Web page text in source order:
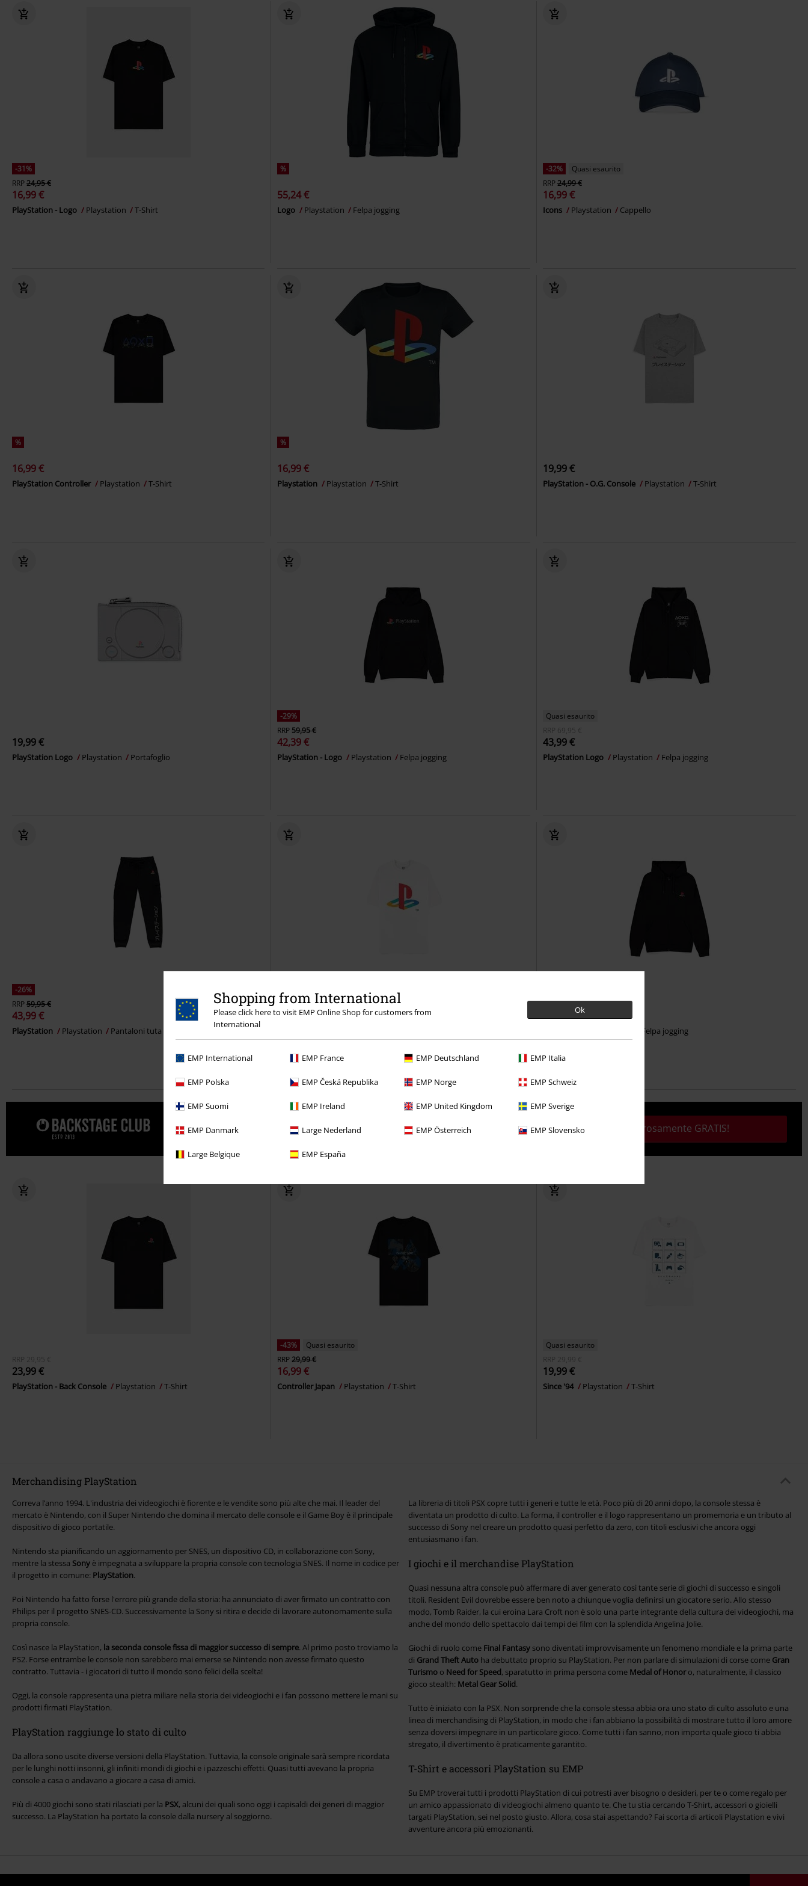
Shopping from International
Please click here to visit EMP Online Shop for customers from
International
Ok
EMP International EMP France EMP Deutschland EMP Italia
EMP Polska EMP Česká Republika EMP Norge EMP Schweiz
EMP Suomi EMP Ireland EMP United Kingdom EMP Sverige
EMP Danmark Large Nederland EMP Österreich EMP Slovensko
Large Belgique EMP España
-31%
RRP24,95 €
16,99 €
PlayStation - Logo Playstation T-Shirt
%
55,24 €
Logo Playstation Felpa jogging
-32%
Quasi esaurito
RRP24,99 €
16,99 €
Icons Playstation Cappello
%
16,99 €
PlayStation Controller Playstation T-Shirt
%
16,99 €
Playstation Playstation T-Shirt
19,99 €
PlayStation - O.G. Console Playstation T-Shirt
19,99 €
PlayStation Logo Playstation Portafoglio
-29%
RRP59,95 €
42,39 €
PlayStation - Logo Playstation Felpa jogging
Quasi esaurito
RRP
69,95 €
43,99 €
PlayStation Logo Playstation Felpa jogging
-26%
RRP59,95 €
43,99 €
PlayStation Playstation Pantaloni tuta
RRP 29,95 €
21,59 €
RRP69,95 €
64,99 €
Felpa jogging
BACKSTAGE CLUB!
Tutto rigorosamente GRATIS!
RRP 29,95 €
23,99 €
PlayStation - Back Console Playstation T-Shirt
-43%
Quasi esaurito
RRP29,99 €
16,99 €
Controller Japan Playstation T-Shirt
Quasi esaurito
RRP
29,99 €
19,99 €
Since '94 Playstation T-Shirt
Merchandising PlayStation
Correva l’anno 1994. L'industria dei videogiochi è fiorente e le vendite sono più alte che mai. Il leader del
mercato è Nintendo, con il Super Nintendo che domina il mercato delle console e il Game Boy è il principale
dispositivo di gioco portatile.
Nintendo sta pianificando un aggiornamento per SNES, un dispositivo CD, in collaborazione con Sony,
mentre la stessa Sony è impegnata a sviluppare la propria console con tecnologia SNES. Il nome in codice per
il progetto in comune: PlayStation.
Poi Nintendo ha fatto forse l'errore più grande della storia: ha annunciato di aver firmato un contratto con
Philips per il progetto SNES-CD. Successivamente la Sony si ritira e decide di lavorare autonomamente sulla
propria console.
Così nasce la PlayStation, la seconda console fissa di maggior successo di sempre. Al primo posto troviamo la
PS2. Forse entrambe le console non sarebbero mai emerse se Nintendo non avesse firmato questo
contratto. Tuttavia - i giocatori di tutto il mondo sono felici della scelta!
Oggi, la console rappresenta una pietra miliare nella storia dei videogiochi e i fan possono mettere le mani su
prodotti firmati PlayStation.
PlayStation raggiunge lo stato di culto
Da allora sono uscite diverse versioni della PlayStation. Tuttavia, la console originale sarà sempre ricordata
per le lunghi notti insonni, gli infiniti mondi di giochi e i pazzeschi effetti. Quasi tutti avevano la propria
console a casa o andavano a giocare a casa di amici.
Più di 4000 giochi sono stati rilasciati per la PSX, alcuni dei quali sono oggi i capisaldi dei generi di maggior
successo. La PlayStation ha portato la console dalla nursery al soggiorno.
La libreria di titoli PSX copre tutti i generi e tutte le età. Poco più di 20 anni dopo, la console stessa è
diventata un prodotto di culto. La forma, il controller e il logo rappresentano un promemoria e un tributo al
successo di Sony nel creare un prodotto quasi perfetto da zero, con titoli esclusivi che ancora oggi
entusiasmano i fan.
I giochi e il merchandise PlayStation
Quasi nessuna altra console può affermare di aver generato così tante serie di giochi di successo e singoli
titoli. Resident Evil dovrebbe essere ben noto a chiunque voglia definirsi un giocatore serio. Allo stesso
modo, Tomb Raider, la cui eroina Lara Croft non è solo una parte integrante della cultura dei videogiochi, ma
anche del mondo dello spettacolo dai tempi dei film con la splendida Angelina Jolie.
Giochi di ruolo come Final Fantasysono diventati improvvisamente un fenomeno mondiale e la prima parte
di Grand Theft Autoha debuttato proprio su PlayStation. Per non parlare di simulazioni di corse come Gran
Turismoo Need for Speed, sparatutto in prima persona come Medal of Honoro, naturalmente, il classico
gioco stealth: Metal Gear Solid.
Tutto è iniziato con la PSX. Non sorprende che la console stessa abbia ora uno stato di culto assoluto e una
linea di merchandising di PlayStation, in modo che i fan abbiano la possibilità di mostrare tutto il loro amore
senza doversi impegnare in un particolare gioco. Come tutti i fan sanno, non importa quale gioco ti abbia
stregato, il divertimento è praticamente garantito.
T-Shirt e accessori PlayStation su EMP
Su EMP troverai tutti i prodotti PlayStation di cui potresti aver bisogno o desideri, per te o come regalo per
un amico appassionato di videogiochi almeno quanto te. Che tu stia cercando T-Shirt, accessori o gioielli
targati PlayStation, sei nel posto giusto. Allora, cosa stai aspettando? Fai scorta di articoli Playstation e vivi
avventure ancora più emozionanti.